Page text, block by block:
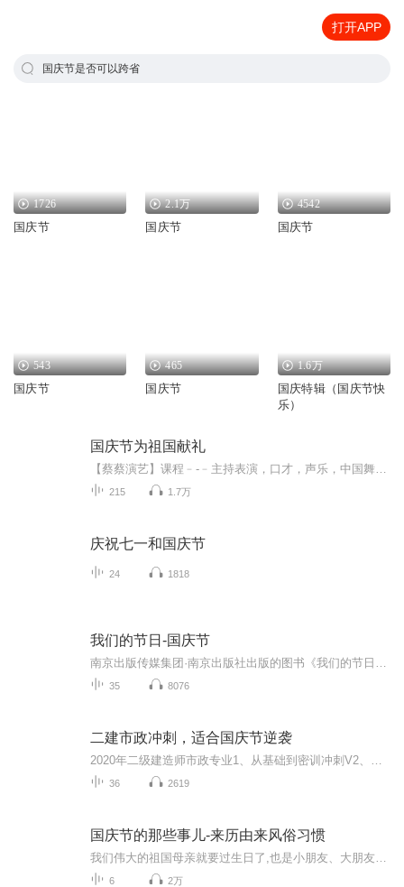
打开APP
国庆节是否可以跨省
1726
国庆节
2.1万
国庆节
4542
国庆节
543
国庆节
465
国庆节
1.6万
国庆特辑（国庆节快
乐）
国庆节为祖国献礼
215 1.7万
庆祝七一和国庆节
24 1818
我们的节日-国庆节
35 8076
二建市政冲刺，适合国庆节逆袭
36 2619
国庆节的那些事儿-来历由来风俗习惯
6 2万